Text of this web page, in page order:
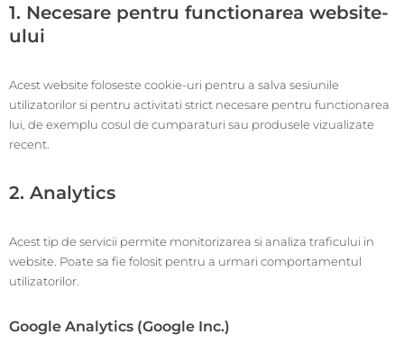
1. Necesare pentru functionarea website-
ului
Acest website foloseste cookie-uri pentru a salva sesiunile
utilizatorilor si pentru activitati strict necesare pentru functionarea
lui, de exemplu cosul de cumparaturi sau produsele vizualizate
recent.
2. Analytics
Acest tip de servicii permite monitorizarea si analiza traficului in
website. Poate sa fie folosit pentru a urmari comportamentul
utilizatorilor.
Google Analytics (Google Inc.)